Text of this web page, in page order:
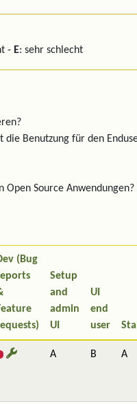
- E: sehr schlecht
Benutzung für den
Source Anwendungen?
(Bug
Setup
and
admin
UI
UI
end
user
A B A